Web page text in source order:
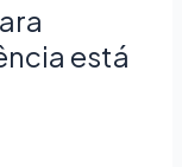
está